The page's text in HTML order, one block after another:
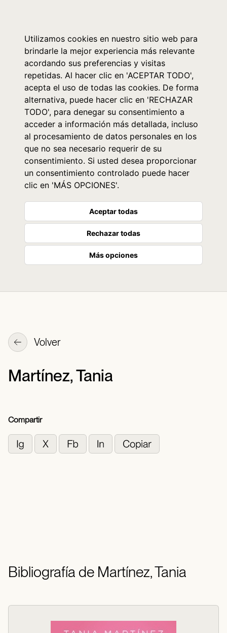
Utilizamos cookies en nuestro sitio web para
brindarle la mejor experiencia más relevante
acordando sus preferencias y visitas
repetidas. Al hacer clic en 'ACEPTAR TODO',
acepta el uso de todas las cookies. De forma
alternativa, puede hacer clic en 'RECHAZAR
TODO', para denegar su consentimiento a
acceder a información más detallada, incluso
al procesamiento de datos personales en los
que no sea necesario requerir de su
consentimiento. Si usted desea proporcionar
un consentimiento controlado puede hacer
clic en 'MÁS OPCIONES'.
Aceptar todas
Rechazar todas
Más opciones
Volver
Martínez, Tania
Compartir
Bibliografía de Martínez, Tania